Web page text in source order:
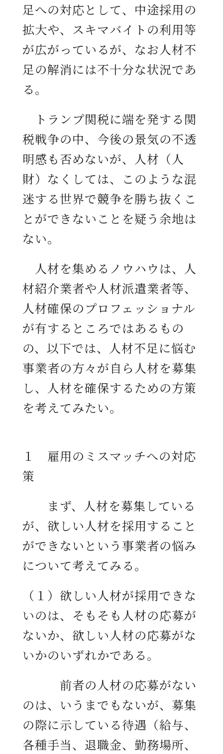
足への対応として、中途採用の
拡大や、スキマバイトの利用等
が広がっているが、なお人材不
足の解消には不十分な状況であ
る。
トランプ関税に端を発する関
税戦争の中、今後の景気の不透
明感も否めないが、人材（人
財）なくしては、このような混
迷する世界で競争を勝ち抜くこ
とができないことを疑う余地は
ない。
人材を集めるノウハウは、人
材紹介業者や人材派遣業者等、
人材確保のプロフェッショナル
が有するところではあるもの
の、以下では、人材不足に悩む
事業者の方々が自ら人材を募集
し、人材を確保するための方策
を考えてみたい。
１ 雇用のミスマッチへの対応
策
まず、人材を募集している
が、欲しい人材を採用すること
ができないという事業者の悩み
について考えてみる。
（１）欲しい人材が採用できな
いのは、そもそも人材の応募が
ないか、欲しい人材の応募がな
いかのいずれかである。
前者の人材の応募がない
のは、いうまでもないが、募集
の際に示している待遇（給与、
各種手当、退職金、勤務場所、